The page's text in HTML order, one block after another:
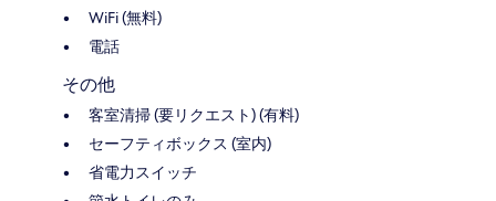
WiFi (無料)
電話
その他
客室清掃 (要リクエスト) (有料)
セーフティボックス (室内)
省電力スイッチ